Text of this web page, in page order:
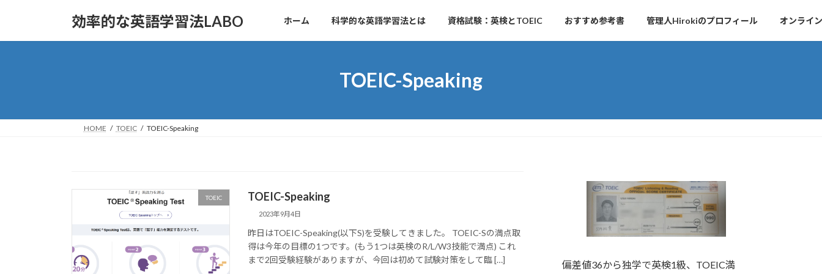
効率的な英語学習法LABO ホーム 科学的な英語学習法とは 資格試験：英検とTOEIC おすすめ参考書 管理人Hirokiのプロフィール オンライ
TOEIC-Speaking
HOME TOEIC TOEIC-Speaking
TOEIC TOEIC-Speaking
2023年9月4日
昨日はTOEIC-Speaking(以下S)を受験してきました。 TOEIC-Sの満点取
得は今年の目標の1つです。(もう1つは英検のR/L/W3技能で満点) これ
まで2回受験経験がありますが、今回は初めて試験対策をして臨 […]
偏差値36から独学で英検1級、TOEIC満